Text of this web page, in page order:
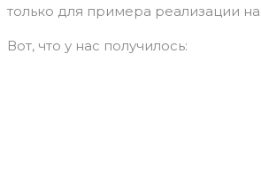
только для примера реализации
Вот, что у нас получилось: